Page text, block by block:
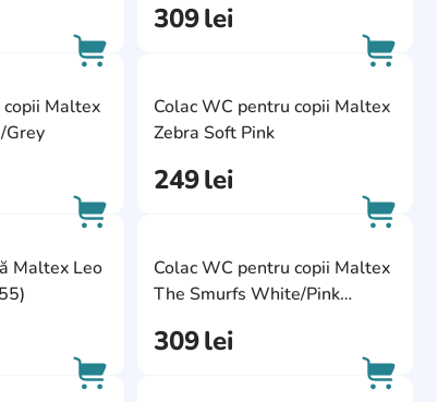
309lei
Maltex
Grey
AddCardToFavourite
AddCardToCart
Colac WC pentru copii Maltex
Zebra Soft Pink
249lei
Maltex Leo
AddCardToFavourite
AddCardToCart
Colac WC pentru copii Maltex
The Smurfs White/Pink
309lei